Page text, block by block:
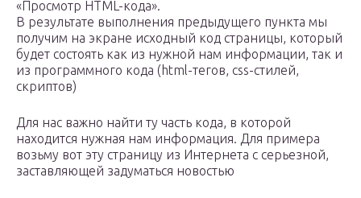
«Просмотр HTML-кода».
В результате выполнения предыдущего пункта мы
получим на экране исходный код страницы, который
будет состоять как из нужной нам информации, так и
из программного кода (html-тегов, css-стилей,
скриптов)
Для нас важно найти ту часть кода, в которой
находится нужная нам информация. Для примера
возьму вот эту страницу из Интернета с серьезной,
заставляющей задуматься новостью